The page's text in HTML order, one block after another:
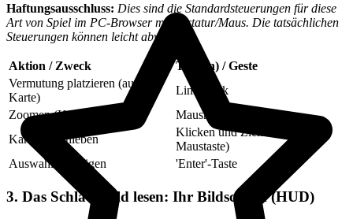
Haftungsausschluss: Dies sind die Standardsteuerungen für diese
Art von Spiel im PC-Browser mit Tastatur/Maus. Die tatsächlichen
Steuerungen können leicht abweichen.
Aktion / Zweck
Taste(n) / Geste
Vermutung platzieren (auf der
Karte)
Linksklick
Zoomen (Karte)
Mausrad
Karte verschieben
Klicken und Ziehen (linke
Maustaste)
Auswahl bestätigen
'Enter'-Taste
3. Das Schlachtfeld lesen: Ihr Bildschirm (HUD)